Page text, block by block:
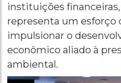
instituições
representa um esforço
impulsionar o
econômico aliado à
ambiental.